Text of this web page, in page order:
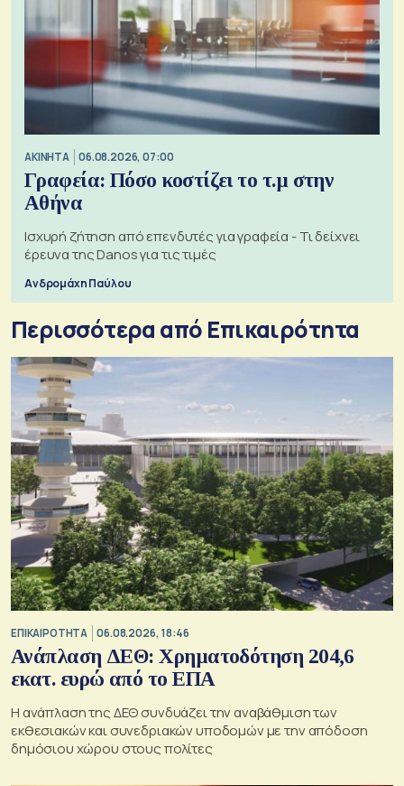
ΑΚΙΝΗΤΑ 06.08.2026, 07:00
Γραφεία: Πόσο κοστίζει το τ.μ στην
Αθήνα
Ισχυρή ζήτηση από επενδυτές για γραφεία - Τι δείχνει
έρευνα της Danos για τις τιμές
Ανδρομάχη Παύλου
Περισσότερα από Επικαιρότητα
ΕΠΙΚΑΙΡΟΤΗΤΑ 06.08.2026, 18:46
Ανάπλαση ΔΕΘ: Χρηματοδότηση 204,6
εκατ. ευρώ από το ΕΠΑ
Η ανάπλαση της ΔΕΘ συνδυάζει την αναβάθμιση των
εκθεσιακών και συνεδριακών υποδομών με την απόδοση
δημόσιου χώρου στους πολίτες